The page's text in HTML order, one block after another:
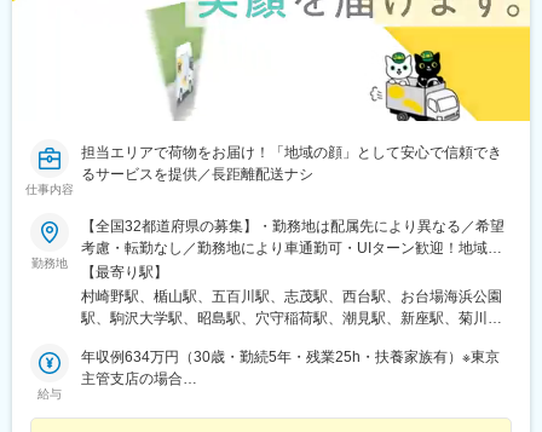
仕事内容
担当エリアで荷物をお届け！「地域の顔」として安心で信頼でき
るサービスを提供／長距離配送ナシ
勤務地
【全国32都道府県の募集】・勤務地は配属先により異なる／希望
考慮・転勤なし／勤務地により車通勤可・UIターン歓迎！地域手
当あり・喫煙区分有●配属エリア：全国の営業所※営業所の所在地
はHP（直営店・取扱店検索）からご確認いただけます。●募集主
管支店・東北エリア岩手県／山形県／福島県・関東エリア東京都
県・北信越エリア新潟県／長野県／富山県／石川県／福井県・中
部エリア静岡県／愛知県／三重県／岐阜県・関西エリア大阪府／
島県／山口県／香川県／徳島県／愛媛県／島根県【転勤につい
【最寄り駅】
村崎野駅、楯山駅、五百川駅、志茂駅、西台駅、お台場海浜公園
駅、駒沢大学駅、昭島駅、穴守稲荷駅、潮見駅、新座駅、菊川駅
市場駅、下溝駅、安善駅、南船橋駅、常永駅、芝山千代田駅、本
郷台駅、土浦駅、西川田駅、前橋大島駅、原市駅、森林公園駅(埼
給与
年収例634万円（30歳・勤続5年・残業25h・扶養家族有）※東京
主管支店の場合
主管支店の場合